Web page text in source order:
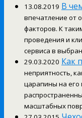
13.08.2019 В
впечатление от
факторов. К
проведения и
сервиса в
29.03.2020 Как
неприятность,
царапины на его
масштабных